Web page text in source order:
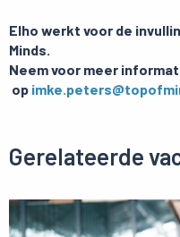
Elho werkt voor de
Minds.
Neem voor meer
op
Gerelateerde